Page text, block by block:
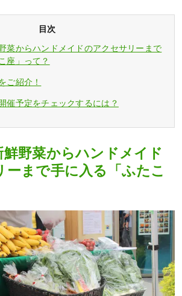
目次
菜からハンドメイドのアクセサリーまで
座」って？
ご紹介！
催予定をチェックするには？
鮮野菜からハンドメイド
ーまで手に入る「ふたこ